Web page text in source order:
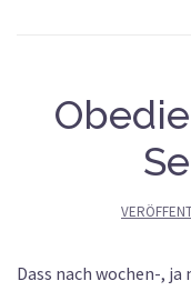
Dass nach wochen-,